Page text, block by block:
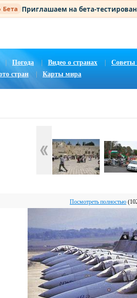
Бета Приглашаем на бета-
Погода | Видео о странах
Советы
стран Карты мира
Посмотреть полностью